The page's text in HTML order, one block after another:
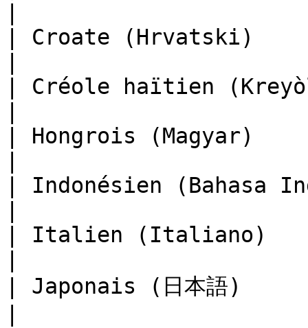
| Croate (Hrvatski)
| Créole haïtien
| Hongrois (Magyar)
| Indonésien (Bahasa
| Italien (Italiano)
| Japonais (日本語)